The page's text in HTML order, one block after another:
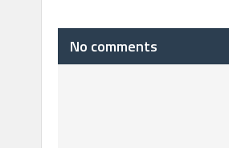
No comments